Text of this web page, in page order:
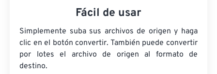
Fácil de usar
Simplemente suba sus archivos de origen y haga
clic en el botón convertir. También puede convertir
por lotes el archivo de origen al formato de
destino.